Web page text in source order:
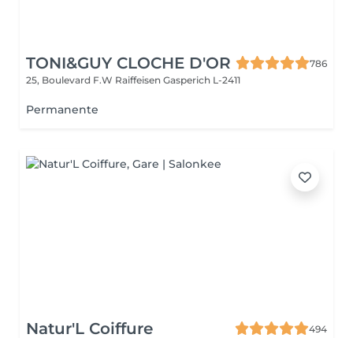
TONI&GUY CLOCHE D'OR
786
25, Boulevard F.W Raiffeisen Gasperich L-2411
Permanente
Natur'L Coiffure
494